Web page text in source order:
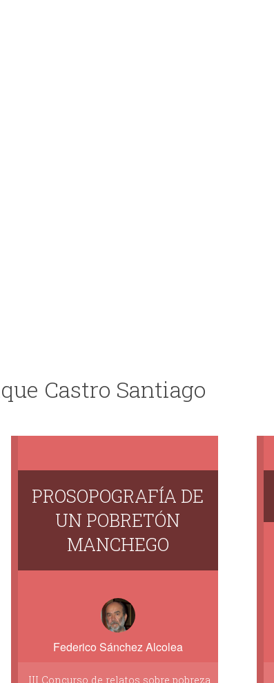
Castro Santiago
PROSOPOGRAFÍA DE
UN POBRETÓN
MANCHEGO
Federico Sánchez Alcolea
III Concurso de relatos sobre pobreza